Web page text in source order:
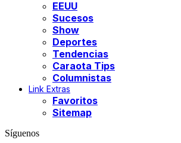
EEUU
Sucesos
Show
Deportes
Tendencias
Caraota Tips
Columnistas
Link Extras
Favoritos
Sitemap
Síguenos